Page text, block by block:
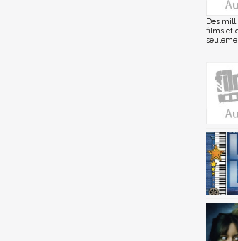
Des
films et
!